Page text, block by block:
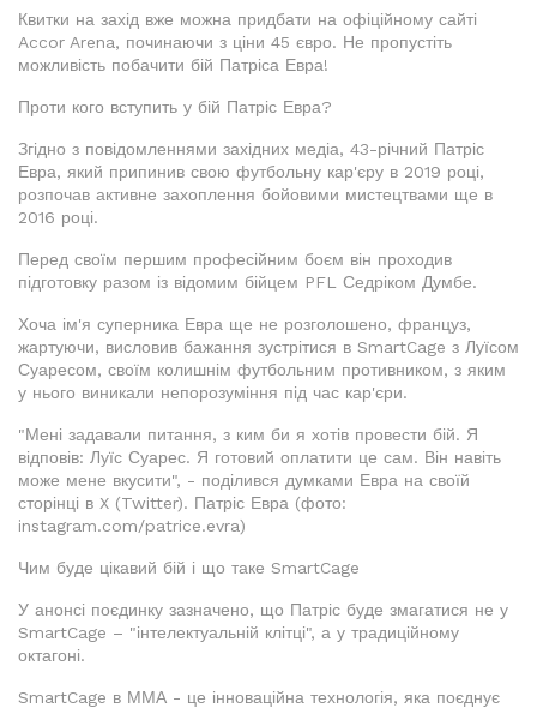
Квитки на захід вже можна придбати на офіційному сайті
Accor Arena, починаючи з ціни 45 євро. Не пропустіть
можливість побачити бій Патріса Евра!
Проти кого вступить у бій Патріс Евра?
Згідно з повідомленнями західних медіа, 43-річний Патріс
Евра, який припинив свою футбольну кар'єру в 2019 році,
розпочав активне захоплення бойовими мистецтвами ще в
2016 році.
Перед своїм першим професійним боєм він проходив
підготовку разом із відомим бійцем PFL Седріком Думбе.
Хоча ім'я суперника Евра ще не розголошено, француз,
жартуючи, висловив бажання зустрітися в SmartCage з Луїсом
Суаресом, своїм колишнім футбольним противником, з яким
у нього виникали непорозуміння під час кар'єри.
"Мені задавали питання, з ким би я хотів провести бій. Я
відповів: Луїс Суарес. Я готовий оплатити це сам. Він навіть
може мене вкусити", - поділився думками Евра на своїй
сторінці в X (Twitter). Патріс Евра (фото:
instagram.com/patrice.evra)
Чим буде цікавий бій і що таке SmartCage
У анонсі поєдинку зазначено, що Патріс буде змагатися не у
SmartCage – "інтелектуальній клітці", а у традиційному
октагоні.
SmartCage в ММА - це інноваційна технологія, яка поєднує